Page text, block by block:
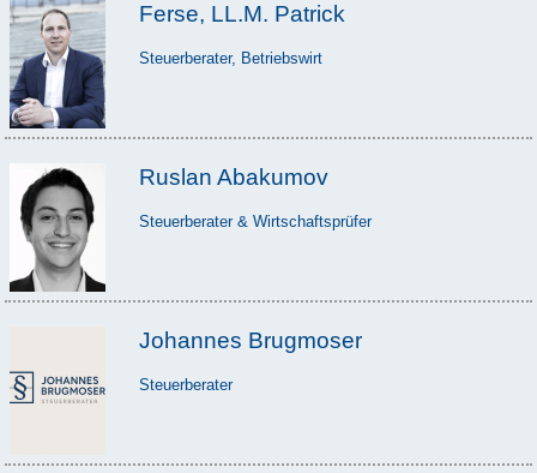
Ferse, LL.M. Patrick
Steuerberater, Betriebswirt
Ruslan Abakumov
Steuerberater & Wirtschaftsprüfer
Johannes Brugmoser
Steuerberater